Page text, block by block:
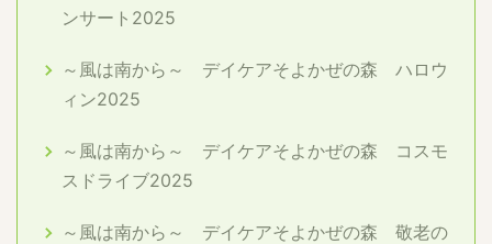
ンサート2025
～風は南から～ デイケアそよかぜの森 ハロウ
ィン2025
～風は南から～ デイケアそよかぜの森 コスモ
スドライブ2025
～風は南から～ デイケアそよかぜの森 敬老の